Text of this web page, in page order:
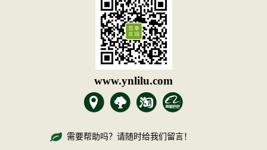
www.ynlilu.com
需要帮助吗？请随时给我们留言！